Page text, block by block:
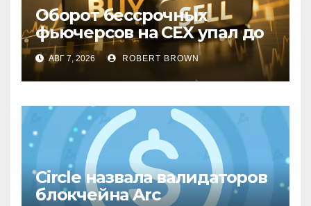
Оборот бессрочных
фьючерсов на CEX упал до
минимумов 2023 года
АВГ 7, 2026 ROBERT BROWN
Circle назвала валидаторов
блокчейна Arc